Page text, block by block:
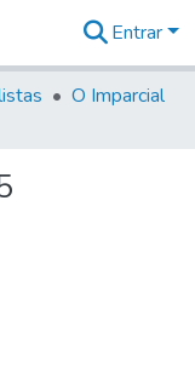
Entrar
O Imparcial